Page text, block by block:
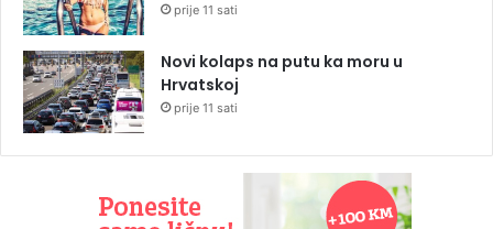
prije 11 sati
Novi kolaps na putu ka moru u
Hrvatskoj
prije 11 sati